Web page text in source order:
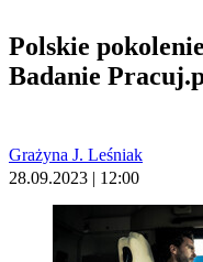
Polskie
Badanie
Grażyna J. Leśniak
28.09.2023 | 12:00